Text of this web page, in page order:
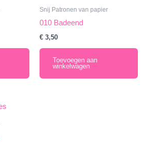
Snij Patronen van papier
010 Badeend
€ 3,50
Toevoegen aan
winkelwagen